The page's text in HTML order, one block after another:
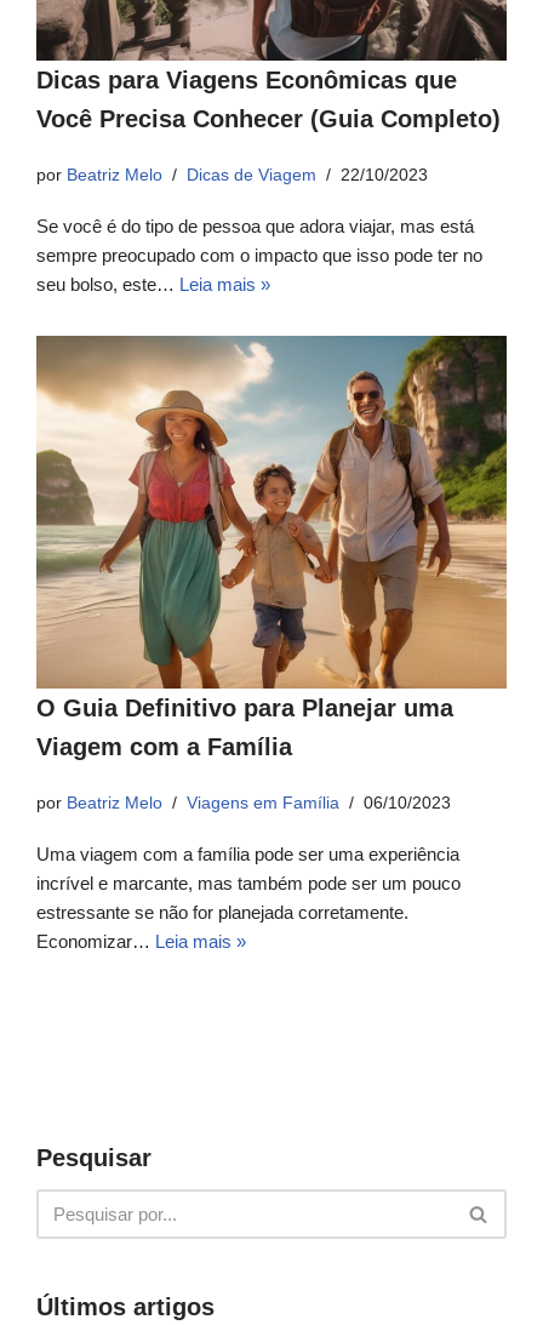
Dicas para Viagens Econômicas que
Você Precisa Conhecer (Guia Completo)
por Beatriz Melo Dicas de Viagem 22/10/2023
Se você é do tipo de pessoa que adora viajar, mas está
sempre preocupado com o impacto que isso pode ter no
seu bolso, este… Leia mais »
O Guia Definitivo para Planejar uma
Viagem com a Família
por Beatriz Melo Viagens em Família 06/10/2023
Uma viagem com a família pode ser uma experiência
incrível e marcante, mas também pode ser um pouco
estressante se não for planejada corretamente.
Economizar… Leia mais »
Pesquisar
Últimos artigos